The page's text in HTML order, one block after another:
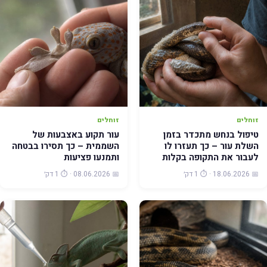
זוחלים
טיפול בנחש מתכדר בזמן
השלת עור – כך תעזרו לו
לעבור את התקופה בקלות
📅 18.06.2026 · ⏱️ 1 דק׳
זוחלים
עור תקוע באצבעות של
השממית – כך תסירו בבטחה
ותמנעו פציעות
📅 08.06.2026 · ⏱️ 1 דק׳